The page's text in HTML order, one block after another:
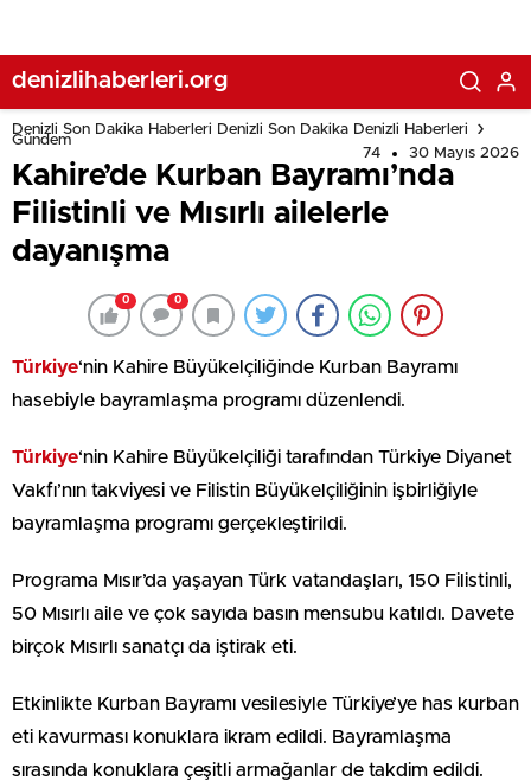
denizlihaberleri.org
Denizli Son Dakika Haberleri Denizli Son Dakika Denizli Haberleri
Gündem
74
30 Mayıs 2026
Kahire’de Kurban Bayramı’nda
Filistinli ve Mısırlı ailelerle
dayanışma
0 0
Türkiye‘nin Kahire Büyükelçiliğinde Kurban Bayramı
hasebiyle bayramlaşma programı düzenlendi.
Türkiye‘nin Kahire Büyükelçiliği tarafından Türkiye Diyanet
Vakfı’nın takviyesi ve Filistin Büyükelçiliğinin işbirliğiyle
bayramlaşma programı gerçekleştirildi.
Programa Mısır’da yaşayan Türk vatandaşları, 150 Filistinli,
50 Mısırlı aile ve çok sayıda basın mensubu katıldı. Davete
birçok Mısırlı sanatçı da iştirak eti.
Etkinlikte Kurban Bayramı vesilesiyle Türkiye’ye has kurban
eti kavurması konuklara ikram edildi. Bayramlaşma
sırasında konuklara çeşitli armağanlar de takdim edildi.